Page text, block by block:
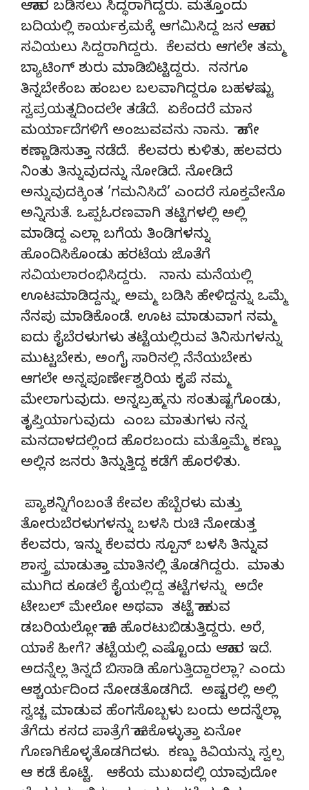
ಆಹಾರ ಬಡಿಸಲು ಸಿದ್ಧರಾಗಿದ್ದರು. ಮತ್ತೊಂದು
ಬದಿಯಲ್ಲಿ ಕಾರ್ಯಕ್ರಮಕ್ಕೆ ಆಗಮಿಸಿದ್ದ ಜನ ಆಹಾರ
ಸವಿಯಲು ಸಿದ್ದರಾಗಿದ್ದರು. ಕೆಲವರು ಆಗಲೇ ತಮ್ಮ
ಬ್ಯಾಟಿಂಗ್ ಶುರು ಮಾಡಿಬಿಟ್ಟಿದ್ದರು. ನನಗೂ
ತಿನ್ನಬೇಕೆಂಬ ಹಂಬಲ ಬಲವಾಗಿದ್ದರೂ ಬಹಳಷ್ಟು
ಸ್ವಪ್ರಯತ್ನದಿಂದಲೇ ತಡೆದೆ. ಏಕೆಂದರೆ ಮಾನ
ಮರ್ಯಾದೆಗಳಿಗೆ ಅಂಜುವವನು ನಾನು. ಹಾಗೇ
ಕಣ್ಣಾಡಿಸುತ್ತಾ ನಡೆದೆ. ಕೆಲವರು ಕುಳಿತು, ಹಲವರು
ನಿಂತು ತಿನ್ನುವುದನ್ನು ನೋಡಿದೆ. ನೋಡಿದೆ
ಅನ್ನುವುದಕ್ಕಿಂತ ’ಗಮನಿಸಿದೆ’ ಎಂದರೆ ಸೂಕ್ತವೇನೊ
ಅನ್ನಿಸುತೆ. ಒಪ್ಪಓರಣವಾಗಿ ತಟ್ಟಿಗಳಲ್ಲಿ ಅಲ್ಲಿ
ಮಾಡಿದ್ದ ಎಲ್ಲಾ ಬಗೆಯ ತಿಂಡಿಗಳನ್ನು
ಹೊಂದಿಸಿಕೊಂಡು ಹರಟೆಯ ಜೊತೆಗೆ
ಸವಿಯಲಾರಂಭಿಸಿದ್ದರು. ನಾನು ಮನೆಯಲ್ಲಿ
ಊಟಮಾಡಿದ್ದನ್ನು, ಅಮ್ಮ ಬಡಿಸಿ ಹೇಳಿದ್ದನ್ನು ಒಮ್ಮೆ
ನೆನಪು ಮಾಡಿಕೊಂಡೆ. ಊಟ ಮಾಡುವಾಗ ನಮ್ಮ
ಐದು ಕೈಬೆರಳುಗಳು ತಟ್ಟೆಯಲ್ಲಿರುವ ತಿನಿಸುಗಳನ್ನು
ಮುಟ್ಟಬೇಕು, ಅಂಗೈ ಸಾರಿನಲ್ಲಿ ನೆನೆಯಬೇಕು
ಆಗಲೇ ಅನ್ನಪೂರ್ಣೇಶ್ವರಿಯ ಕೃಪೆ ನಮ್ಮ
ಮೇಲಾಗುವುದು. ಅನ್ನಬ್ರಹ್ಮನು ಸಂತುಷ್ಟಗೊಂಡು,
ತೃಪ್ತಿಯಾಗುವುದು ಎಂಬ ಮಾತುಗಳು ನನ್ನ
ಮನದಾಳದಲ್ಲಿಂದ ಹೊರಬಂದು ಮತ್ತೊಮ್ಮೆ ಕಣ್ಣು
ಅಲ್ಲಿನ ಜನರು ತಿನ್ನುತ್ತಿದ್ದ ಕಡೆಗೆ ಹೊರಳಿತು.
ಪ್ಯಾಶನ್ನಿಗೆಂಬಂತೆ ಕೇವಲ ಹೆಬ್ಬೆರಳು ಮತ್ತು
ತೋರುಬೆರಳುಗಳನ್ನು ಬಳಸಿ ರುಚಿ ನೋಡುತ್ತ
ಕೆಲವರು, ಇನ್ನು ಕೆಲವರು ಸ್ಪೂನ್ ಬಳಸಿ ತಿನ್ನುವ
ಶಾಸ್ತ್ರ ಮಾಡುತ್ತಾ ಮಾತಿನಲ್ಲಿ ತೊಡಗಿದ್ದರು. ಮಾತು
ಮುಗಿದ ಕೂಡಲೆ ಕೈಯಲ್ಲಿದ್ದ ತಟ್ಟೆಗಳನ್ನು ಅದೇ
ಟೇಬಲ್ ಮೇಲೋ ಅಥವಾ ತಟ್ಟೆ ಹಾಕುವ
ಡಬರಿಯಲ್ಲೋ ಹಾಕಿ ಹೊರಟುಬಿಡುತ್ತಿದ್ದರು. ಅರೆ,
ಯಾಕೆ ಹೀಗೆ? ತಟ್ಟೆಯಲ್ಲಿ ಎಷ್ಟೊಂದು ಆಹಾರ ಇದೆ.
ಅದನ್ನೆಲ್ಲ ತಿನ್ನದೆ ಬಿಸಾಡಿ ಹೊಗುತ್ತಿದ್ದಾರಲ್ಲಾ? ಎಂದು
ಆಶ್ಚರ್ಯದಿಂದ ನೋಡತೊಡಗಿದೆ. ಅಷ್ಟರಲ್ಲಿ ಅಲ್ಲಿ
ಸ್ವಚ್ಚ ಮಾಡುವ ಹೆಂಗಸೊಬ್ಬಳು ಬಂದು ಅದನ್ನೆಲ್ಲಾ
ತೆಗೆದು ಕಸದ ಪಾತ್ರೆಗೆ ಹಾಕಿಕೊಳ್ಳುತ್ತಾ ಏನೋ
ಗೊಣಗಿಕೊಳ್ಳತೊಡಗಿದಳು. ಕಣ್ಣು ಕಿವಿಯನ್ನು ಸ್ವಲ್ಪ
ಆ ಕಡೆ ಕೊಟ್ಟೆ. ಆಕೆಯ ಮುಖದಲ್ಲಿ ಯಾವುದೋ